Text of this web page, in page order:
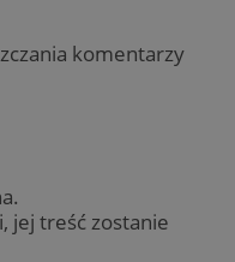
komentarzy
jej treść zostanie